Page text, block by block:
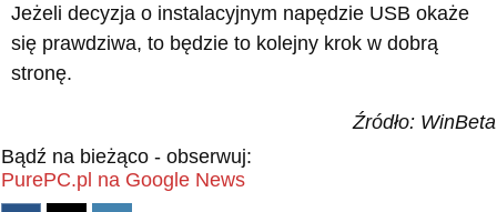
Jeżeli decyzja o instalacyjnym napędzie USB okaże
się prawdziwa, to będzie to kolejny krok w dobrą
stronę.
Źródło: WinBeta
Bądź na bieżąco - obserwuj:
PurePC.pl na Google News